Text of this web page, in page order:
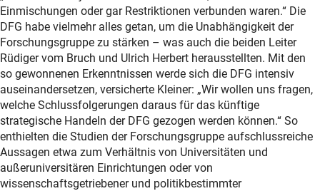
Einmischungen oder gar Restriktionen verbunden waren.“ Die
DFG habe vielmehr alles getan, um die Unabhängigkeit der
Forschungsgruppe zu stärken – was auch die beiden Leiter
Rüdiger vom Bruch und Ulrich Herbert herausstellten. Mit den
so gewonnenen Erkenntnissen werde sich die DFG intensiv
auseinandersetzen, versicherte Kleiner: „Wir wollen uns fragen,
welche Schlussfolgerungen daraus für das künftige
strategische Handeln der DFG gezogen werden können.“ So
enthielten die Studien der Forschungsgruppe aufschlussreiche
Aussagen etwa zum Verhältnis von Universitäten und
außeruniversitären Einrichtungen oder von
wissenschaftsgetriebener und politikbestimmter